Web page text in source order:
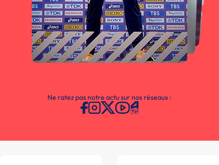
Ne ratez pas notre actu sur nos réseaux :